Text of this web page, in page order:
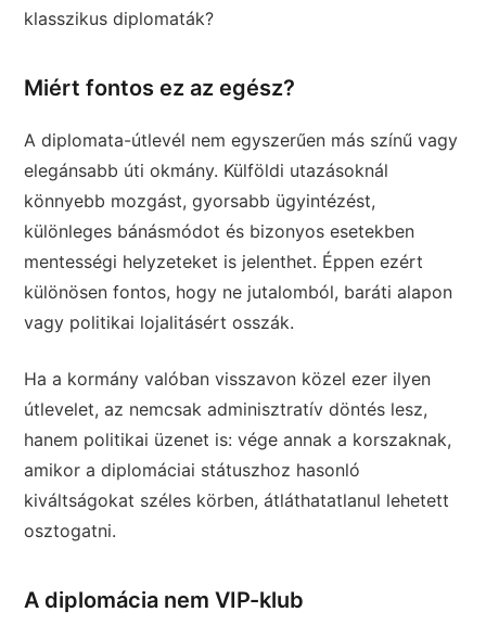
klasszikus diplomaták?
Miért fontos ez az egész?
A diplomata-útlevél nem egyszerűen más színű vagy
elegánsabb úti okmány. Külföldi utazásoknál
könnyebb mozgást, gyorsabb ügyintézést,
különleges bánásmódot és bizonyos esetekben
mentességi helyzeteket is jelenthet. Éppen ezért
különösen fontos, hogy ne jutalomból, baráti alapon
vagy politikai lojalitásért osszák.
Ha a kormány valóban visszavon közel ezer ilyen
útlevelet, az nemcsak adminisztratív döntés lesz,
hanem politikai üzenet is: vége annak a korszaknak,
amikor a diplomáciai státuszhoz hasonló
kiváltságokat széles körben, átláthatatlanul lehetett
osztogatni.
A diplomácia nem VIP-klub